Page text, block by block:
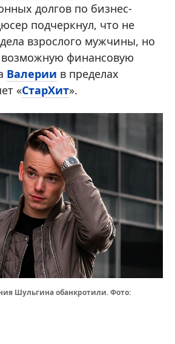
долгов по бизнес-
подчеркнул, что не
взрослого мужчины, но
возможную финансовую
Валерии в пределах
«СтарХит».
Шульгина обанкротили. Фото: